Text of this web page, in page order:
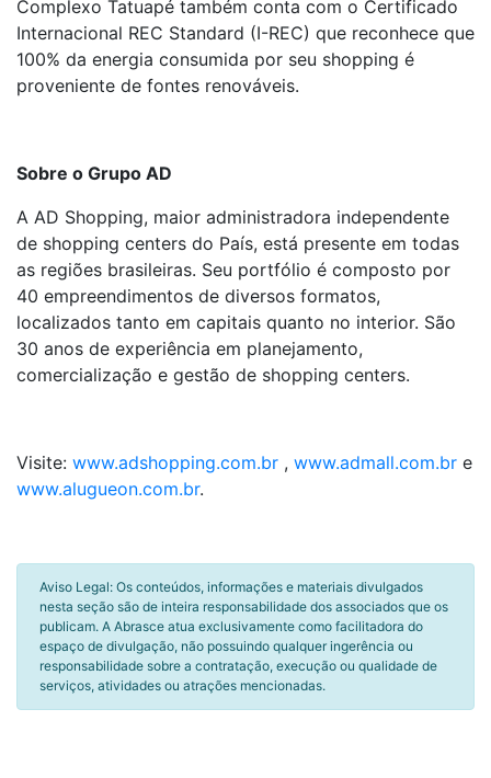
Complexo Tatuapé também conta com o Certificado
Internacional REC Standard (I-REC) que reconhece que
100% da energia consumida por seu shopping é
proveniente de fontes renováveis.
Sobre o Grupo AD
A AD Shopping, maior administradora independente
de shopping centers do País, está presente em todas
as regiões brasileiras. Seu portfólio é composto por
40 empreendimentos de diversos formatos,
localizados tanto em capitais quanto no interior. São
30 anos de experiência em planejamento,
comercialização e gestão de shopping centers.
Visite: www.adshopping.com.br , www.admall.com.br e
www.alugueon.com.br.
Aviso Legal: Os conteúdos, informações e materiais divulgados
nesta seção são de inteira responsabilidade dos associados que os
publicam. A Abrasce atua exclusivamente como facilitadora do
espaço de divulgação, não possuindo qualquer ingerência ou
responsabilidade sobre a contratação, execução ou qualidade de
serviços, atividades ou atrações mencionadas.